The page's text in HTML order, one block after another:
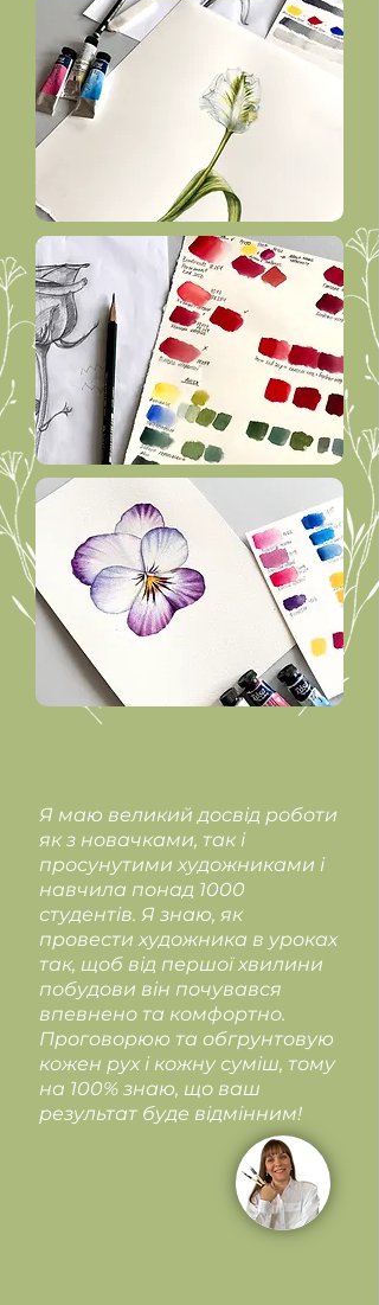
Я маю великий досвід роботи
як з новачками, так і
просунутими художниками і
навчила понад 1000
студентів. Я знаю, як
провести художника в уроках
так, щоб від першої хвилини
побудови він почувався
впевнено та комфортно.
Проговорюю та обгрунтовую
кожен рух і кожну суміш, тому
на 100% знаю, що ваш
результат буде відмінним!